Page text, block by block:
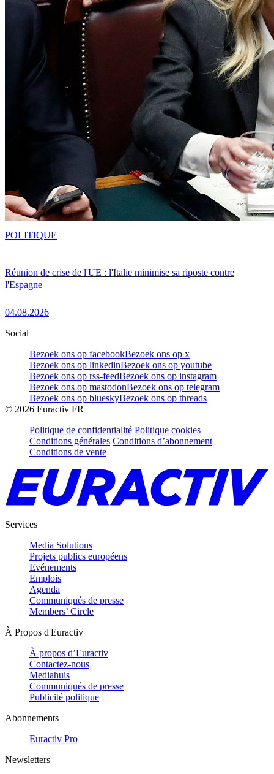
Réunion de crise de l'UE : l'Italie minimise sa riposte contre
l'Espagne
04.08.2026
POLITIQUE
Social
Bezoek ons op facebookBezoek ons op x
Bezoek ons op linkedinBezoek ons op youtube
Bezoek ons op rss-feedBezoek ons op instagram
Bezoek ons op mastodonBezoek ons op telegram
Bezoek ons op blueskyBezoek ons op threads
© 2026 Euractiv FR
Politique de confidentialité Politique cookies
Conditions générales Conditions d’abonnement
Conditions de vente
Services
Media Solutions
Projets publics européens
Evénements
Emplois
Agenda
Communiqués de presse
Members’ Circle
À Propos d'Euractiv
À propos d’Euractiv
Contactez-nous
Mediahuis
Communiqués de presse
Publicité politique
Abonnements
Euractiv Pro
Newsletters